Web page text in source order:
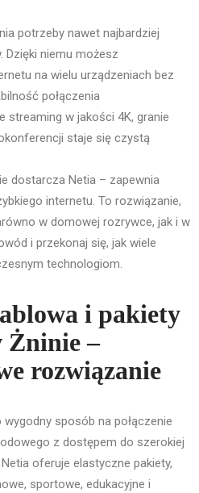
potrzeby nawet najbardziej
Dzięki niemu możesz
na wielu urządzeniach bez
połączenia
streaming w jakości 4K, granie
staje się czystą
dostarcza Netia – zapewnia
internetu. To rozwiązanie,
w domowej rozrywce, jak i w
i przekonaj się, jak wiele
technologiom.
i pakiety
Żninie –
rozwiązanie
sposób na połączenie
z dostępem do szerokiej
oferuje elastyczne pakiety,
sportowe, edukacyjne i